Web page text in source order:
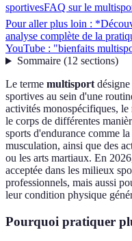
sportivesFAQ sur le
Pour aller plus loin :
analyse complète de la
YouTube : "bienfaits
Sommaire(12 sections)
Le terme multisportdésigne
sportives au sein d'une
activités monospécifiques,
le corps de différentes
sports d'endurance comme
musculation, ainsi que des
ou les arts martiaux. En
acceptée dans les milieux
professionnels, mais aussi
leur condition physique
Pourquoi pratiquer